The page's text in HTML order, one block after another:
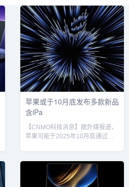
苹果或于10月底发布多款新品
含iPa
【CNMO科技消息】据外媒报道，
苹果可能于2025年10月底通过发
正式发布会，但近期传闻和线索表
明，新一代iPad Pro、Vision
Pro、Apple TV、HomePod mini